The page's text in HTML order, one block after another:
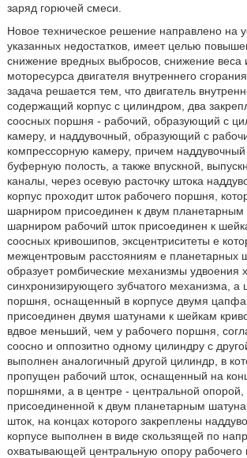
заряд горючей смеси.
Новое техническое решение направлено на
указанных недостатков, имеет целью
снижение вредных выбросов, снижение веса
моторесурса двигателя внутреннего
задача решается тем, что двигатель
содержащий корпус с цилиндром, два
соосных поршня - рабочий, образующий с
камеру, и наддувочный, образующий с
компрессорную камеру, причем
буферную полость, а также впускной,
каналы, через осевую расточку штока
корпус проходит шток рабочего поршня,
шарниром присоединен к двум планетарным
шарниром рабочий шток присоединен к
соосных кривошипов, эксцентриситеты e
межцентровым расстояниям e планетарных
образует ромбические механизмы удвоения
синхронизирующего зубчатого механизма, а
поршня, оснащенный в корпусе двумя
присоединен двумя шатунами к шейкам
вдвое меньший, чем у рабочего поршня,
соосно и оппозитно одному цилиндру с
выполнен аналогичный другой цилиндр, в
пропущен рабочий шток, оснащенный на
поршнями, а в центре - центральной
присоединенной к двум планетарным
шток, на концах которого закреплены
корпусе выполнен в виде скользящей по
охватывающей центральную опору рабочего